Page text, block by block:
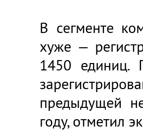
В сегменте
хуже —
1450 единиц.
предыдущей
году, отметил